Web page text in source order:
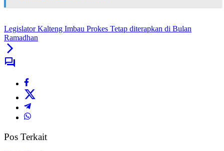
Legislator Kalteng Imbau Prokes Tetap diterapkan di Bulan
Ramadhan
Pos Terkait